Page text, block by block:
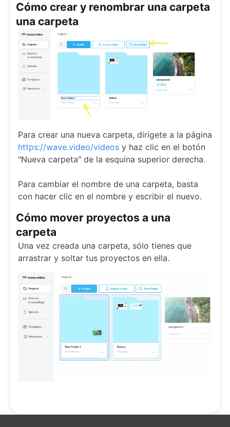
Cómo crear y renombrar una carpeta
una carpeta
Para crear una nueva carpeta, dirígete a la página
https://wave.video/videos y haz clic en el botón
"Nueva carpeta" de la esquina superior derecha.
Para cambiar el nombre de una carpeta, basta
con hacer clic en el nombre y escribir el nuevo.
Cómo mover proyectos a una
carpeta
Una vez creada una carpeta, sólo tienes que
arrastrar y soltar tus proyectos en ella.